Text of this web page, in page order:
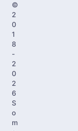
©
2
0
1
8
-
2
0
2
6
S
o
m